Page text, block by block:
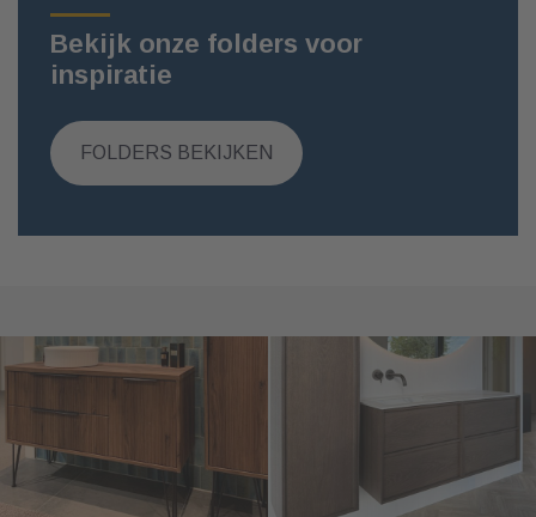
Bekijk onze folders voor
inspiratie
FOLDERS BEKIJKEN